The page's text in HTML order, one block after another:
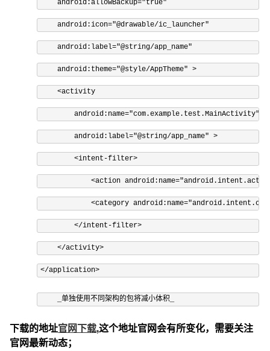
android:allowBackup="true"
android:icon="@drawable/ic_launcher"
android:label="@string/app_name"
android:theme="@style/AppTheme" >
<activity
android:name="com.example.test.MainActivity"
android:label="@string/app_name" >
<intent-filter>
<action android:name=
<category android:name=
</intent-filter>
</activity>
</application>
    _
单独使用不同架构的包将减小体积
下载的地址官网下载,这个地址官网会有所变化，需要关注
官网最新动态；